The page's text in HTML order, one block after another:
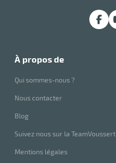
à propos de
Qui sommes-nous ?
Nous contacter
Blog
Suivez nous sur la TeamVoussert
Mentions légales